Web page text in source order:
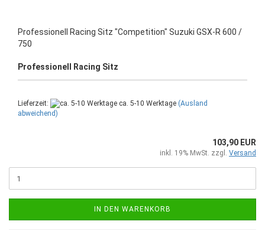
Professionell Racing Sitz "Competition" Suzuki GSX-R 600 /
750
Professionell Racing Sitz
Lieferzeit: ca. 5-10 Werktage (Ausland
abweichend)
103,90 EUR
inkl. 19% MwSt. zzgl. Versand
IN DEN WARENKORB